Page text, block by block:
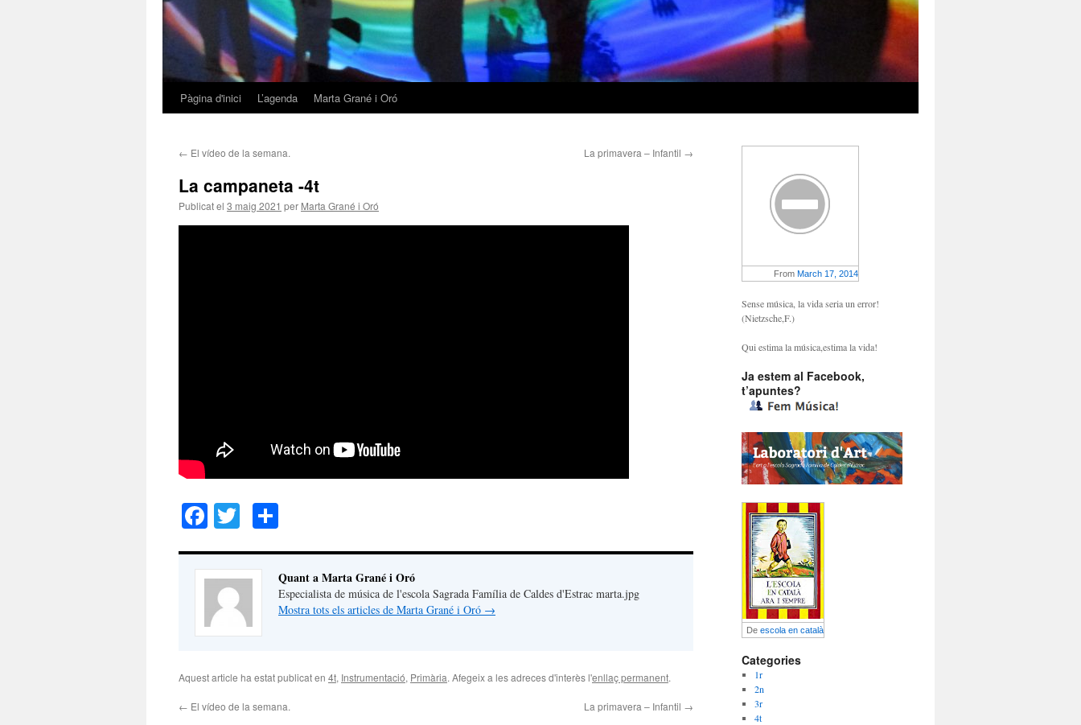
Vés
contingut
Pàgina d'inici L’agenda Marta Grané i Oró
← El vídeo de la semana. La primavera – Infantil →
La campaneta -4t
Publicat el 3 maig 2021 per Marta Grané i Oró
Facebook
Twitter
Quant a Marta Grané i Oró
Especialista de música de l'escola Sagrada Família de Caldes d'Estrac marta.jpg
Mostra tots els articles de Marta Grané i Oró →
Aquest article ha estat publicat en 4t, Instrumentació, Primària. Afegeix a les adreces d'interès l'enllaç permanent.
← El vídeo de la semana. La primavera – Infantil →
From March 17, 2014
Sense música, la vida seria un error!
(Nietzsche,F.)
Qui estima la música,estima la vida!
Ja estem al Facebook,
t’apuntes?
De escola en català
Categories
1r
2n
3r
4t